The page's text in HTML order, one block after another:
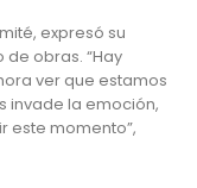
expresó su
obras. “Hay
ver que estamos
invade la emoción,
este momento”,